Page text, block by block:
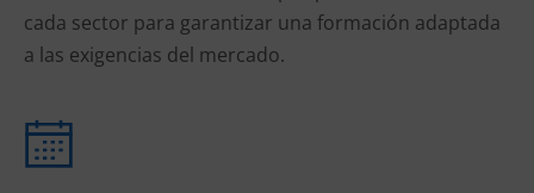
cada sector para garantizar una formación adaptada
a las exigencias del mercado.